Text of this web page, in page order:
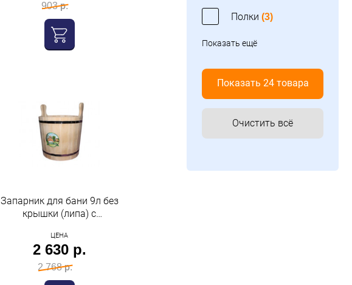
Полки (3)
Показать ещё
Показать 24 товара
Очистить всё
903 р.
Запарник для бани 9л без
крышки (липа) с
"бацькина баня"
ЦЕНА
2 630 р.
2 768 р.